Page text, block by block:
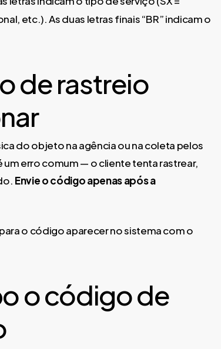
etc.). As duas letras finais “BR” indicam o
de rastreio
do objeto na agência ou na coleta pelos
erro comum — o cliente tenta rastrear,
Envie o código apenas após a
o código aparecer no sistema com o
o código de